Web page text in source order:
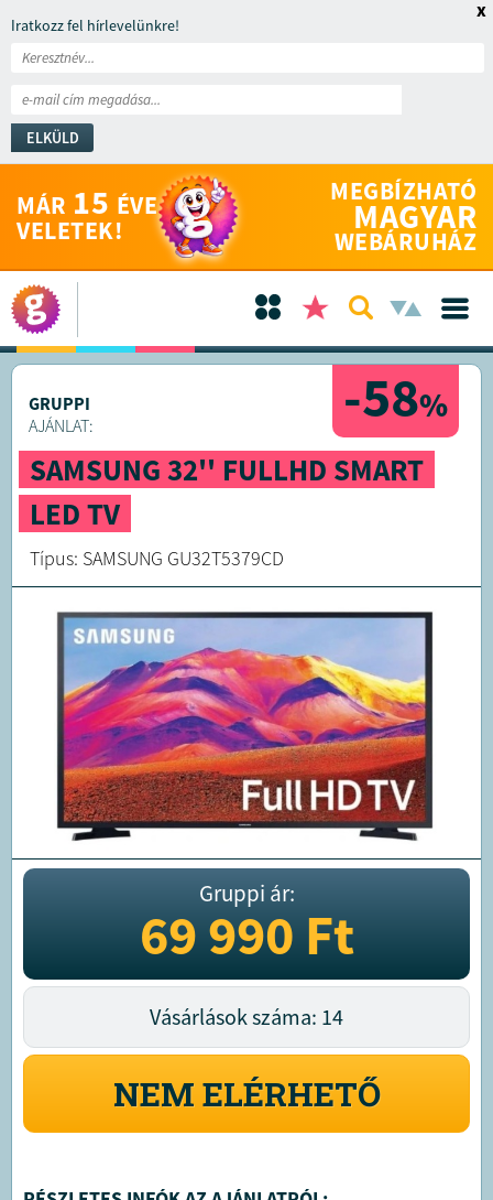
Iratkozz fel hírlevelünkre!
ELKÜLD
x
MÁR 15 ÉVE
VELETEK!
MEGBÍZHATÓ
MAGYAR
WEBÁRUHÁZ
-58%
GRUPPI
AJÁNLAT:
SAMSUNG 32'' FULLHD SMART
LED TV
Típus: SAMSUNG GU32T5379CD
Gruppi ár:
69 990Ft
Vásárlások száma: 14
NEM ELÉRHETŐ